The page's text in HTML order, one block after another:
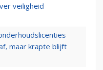
veiligheid
maar krapte blijft